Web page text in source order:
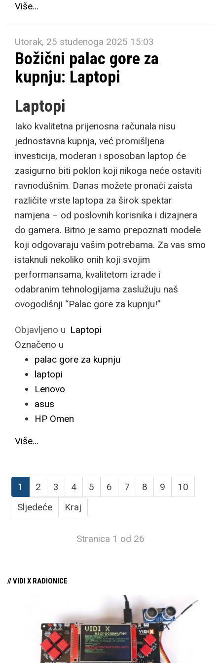
Više...
Utorak, 25 studenoga 2025 15:03
Božični palac gore za
kupnju: Laptopi
Laptopi
Iako kvalitetna prijenosna računala nisu
jednostavna kupnja, već promišljena
investicija, moderan i sposoban laptop će
zasigurno biti poklon koji nikoga neće ostaviti
ravnodušnim. Danas možete pronaći zaista
različite vrste laptopa za širok spektar
namjena – od poslovnih korisnika i dizajnera
do gamera. Bitno je samo prepoznati modele
koji odgovaraju vašim potrebama. Za vas smo
istaknuli nekoliko onih koji svojim
performansama, kvalitetom izrade i
odabranim tehnologijama zaslužuju naš
ovogodišnji “Palac gore za kupnju!”
Objavljeno u Laptopi
Označeno u
palac gore za kupnju
laptopi
Lenovo
asus
HP Omen
Više...
1 2 3 4 5 6 7 8 9
10
Sljedeće
Kraj
Stranica 1 od 26
// VIDI X RADIONICE